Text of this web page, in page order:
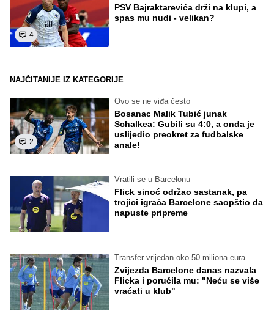
4
PSV Bajraktarevića drži na klupi, a
spas mu nudi - velikan?
NAJČITANIJE IZ KATEGORIJE
2
Ovo se ne viđa često
Bosanac Malik Tubić junak
Schalkea: Gubili su 4:0, a onda je
uslijedio preokret za fudbalske
anale!
Vratili se u Barcelonu
Flick sinoć održao sastanak, pa
trojici igrača Barcelone saopštio da
napuste pripreme
Transfer vrijedan oko 50 miliona eura
Zvijezda Barcelone danas nazvala
Flicka i poručila mu: "Neću se više
vraćati u klub"